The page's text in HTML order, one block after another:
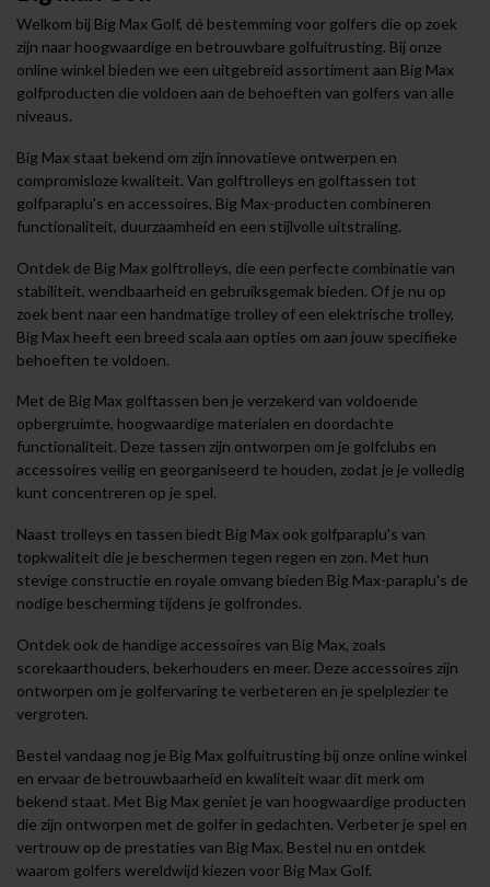
Welkom bij Big Max Golf, dé bestemming voor golfers die op zoek
zijn naar hoogwaardige en betrouwbare golfuitrusting. Bij onze
online winkel bieden we een uitgebreid assortiment aan Big Max
golfproducten die voldoen aan de behoeften van golfers van alle
niveaus.
Big Max staat bekend om zijn innovatieve ontwerpen en
compromisloze kwaliteit. Van golftrolleys en golftassen tot
golfparaplu's en accessoires, Big Max-producten combineren
functionaliteit, duurzaamheid en een stijlvolle uitstraling.
Ontdek de Big Max golftrolleys, die een perfecte combinatie van
stabiliteit, wendbaarheid en gebruiksgemak bieden. Of je nu op
zoek bent naar een handmatige trolley of een elektrische trolley,
Big Max heeft een breed scala aan opties om aan jouw specifieke
behoeften te voldoen.
Met de Big Max golftassen ben je verzekerd van voldoende
opbergruimte, hoogwaardige materialen en doordachte
functionaliteit. Deze tassen zijn ontworpen om je golfclubs en
accessoires veilig en georganiseerd te houden, zodat je je volledig
kunt concentreren op je spel.
Naast trolleys en tassen biedt Big Max ook golfparaplu's van
topkwaliteit die je beschermen tegen regen en zon. Met hun
stevige constructie en royale omvang bieden Big Max-paraplu's de
nodige bescherming tijdens je golfrondes.
Ontdek ook de handige accessoires van Big Max, zoals
scorekaarthouders, bekerhouders en meer. Deze accessoires zijn
ontworpen om je golfervaring te verbeteren en je spelplezier te
vergroten.
Bestel vandaag nog je Big Max golfuitrusting bij onze online winkel
en ervaar de betrouwbaarheid en kwaliteit waar dit merk om
bekend staat. Met Big Max geniet je van hoogwaardige producten
die zijn ontworpen met de golfer in gedachten. Verbeter je spel en
vertrouw op de prestaties van Big Max. Bestel nu en ontdek
waarom golfers wereldwijd kiezen voor Big Max Golf.